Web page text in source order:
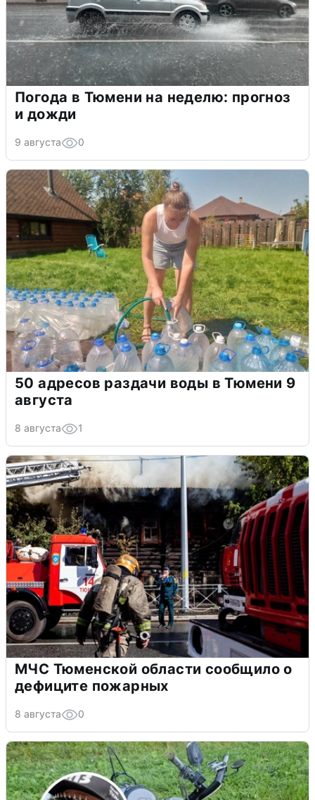
Погода в Тюмени на неделю: прогноз
и дожди
9 августа 0
50 адресов раздачи воды в Тюмени 9
августа
8 августа 1
МЧС Тюменской области сообщило о
дефиците пожарных
8 августа 0